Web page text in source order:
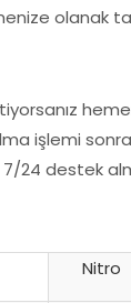
olanak
işlemi
7/24 destek
Nitro